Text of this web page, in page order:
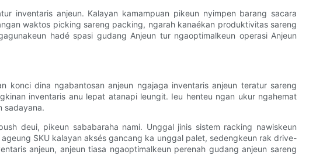
inventaris anjeun. Kalayan kamampuan pikeun nyimpen barang sacara
waktos picking sareng packing, ngarah kanaékan produktivitas sareng
hadé spasi gudang Anjeun tur ngaoptimalkeun operasi Anjeun
konci dina ngabantosan anjeun ngajaga inventaris anjeun teratur sareng
inventaris anu lepat atanapi leungit. Ieu henteu ngan ukur ngahemat
sadayana.
deui, pikeun sababaraha nami. Unggal jinis sistem racking nawiskeun
SKU kalayan aksés gancang ka unggal palet, sedengkeun rak drive-
anjeun, anjeun tiasa ngaoptimalkeun perenah gudang anjeun sareng